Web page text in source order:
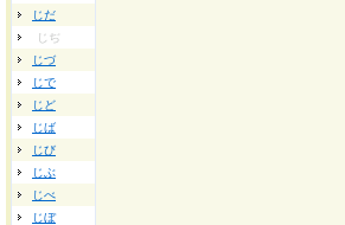
じだ
じぢ
じづ
じで
じど
じば
じび
じぶ
じべ
じぼ